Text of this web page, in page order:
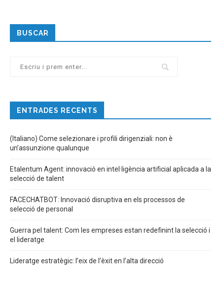
BUSCAR
ENTRADES RECENTS
(Italiano) Come selezionare i profili dirigenziali: non è
un’assunzione qualunque
Etalentum Agent: innovació en intel·ligència artificial aplicada a la
selecció de talent
FACECHATBOT: Innovació disruptiva en els processos de
selecció de personal
Guerra pel talent: Com les empreses estan redefinint la selecció i
el lideratge
Lideratge estratègic: l’eix de l’èxit en l’alta direcció